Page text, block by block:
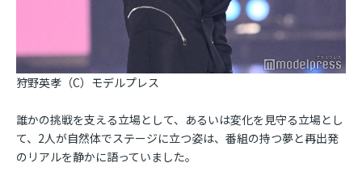
狩野英孝（C）モデルプレス
誰かの挑戦を支える立場として、あるいは変化を見守る立場とし
て、2人が自然体でステージに立つ姿は、番組の持つ夢と再出発
のリアルを静かに語っていました。